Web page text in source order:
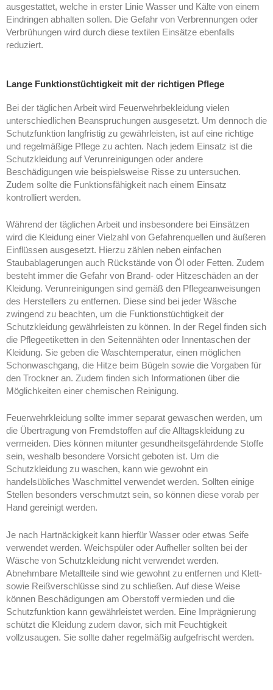
ausgestattet, welche in erster Linie Wasser und Kälte von einem
Eindringen abhalten sollen. Die Gefahr von Verbrennungen oder
Verbrühungen wird durch diese textilen Einsätze ebenfalls
reduziert.
Lange Funktionstüchtigkeit mit der richtigen Pflege
Bei der täglichen Arbeit wird Feuerwehrbekleidung vielen
unterschiedlichen Beanspruchungen ausgesetzt. Um dennoch die
Schutzfunktion langfristig zu gewährleisten, ist auf eine richtige
und regelmäßige Pflege zu achten. Nach jedem Einsatz ist die
Schutzkleidung auf Verunreinigungen oder andere
Beschädigungen wie beispielsweise Risse zu untersuchen.
Zudem sollte die Funktionsfähigkeit nach einem Einsatz
kontrolliert werden.
Während der täglichen Arbeit und insbesondere bei Einsätzen
wird die Kleidung einer Vielzahl von Gefahrenquellen und äußeren
Einflüssen ausgesetzt. Hierzu zählen neben einfachen
Staubablagerungen auch Rückstände von Öl oder Fetten. Zudem
besteht immer die Gefahr von Brand- oder Hitzeschäden an der
Kleidung. Verunreinigungen sind gemäß den Pflegeanweisungen
des Herstellers zu entfernen. Diese sind bei jeder Wäsche
zwingend zu beachten, um die Funktionstüchtigkeit der
Schutzkleidung gewährleisten zu können. In der Regel finden sich
die Pflegeetiketten in den Seitennähten oder Innentaschen der
Kleidung. Sie geben die Waschtemperatur, einen möglichen
Schonwaschgang, die Hitze beim Bügeln sowie die Vorgaben für
den Trockner an. Zudem finden sich Informationen über die
Möglichkeiten einer chemischen Reinigung.
Feuerwehrkleidung sollte immer separat gewaschen werden, um
die Übertragung von Fremdstoffen auf die Alltagskleidung zu
vermeiden. Dies können mitunter gesundheitsgefährdende Stoffe
sein, weshalb besondere Vorsicht geboten ist. Um die
Schutzkleidung zu waschen, kann wie gewohnt ein
handelsübliches Waschmittel verwendet werden. Sollten einige
Stellen besonders verschmutzt sein, so können diese vorab per
Hand gereinigt werden.
Je nach Hartnäckigkeit kann hierfür Wasser oder etwas Seife
verwendet werden. Weichspüler oder Aufheller sollten bei der
Wäsche von Schutzkleidung nicht verwendet werden.
Abnehmbare Metallteile sind wie gewohnt zu entfernen und Klett-
sowie Reißverschlüsse sind zu schließen. Auf diese Weise
können Beschädigungen am Oberstoff vermieden und die
Schutzfunktion kann gewährleistet werden. Eine Imprägnierung
schützt die Kleidung zudem davor, sich mit Feuchtigkeit
vollzusaugen. Sie sollte daher regelmäßig aufgefrischt werden.